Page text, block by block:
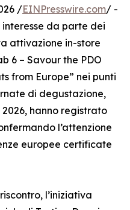
/EINPresswire.com/ -
da parte dei
attivazione in-store
6 – Savour the PDO
from Europe” nei punti
di degustazione,
hanno registrato
l’attenzione
europee certificate
l’iniziativa